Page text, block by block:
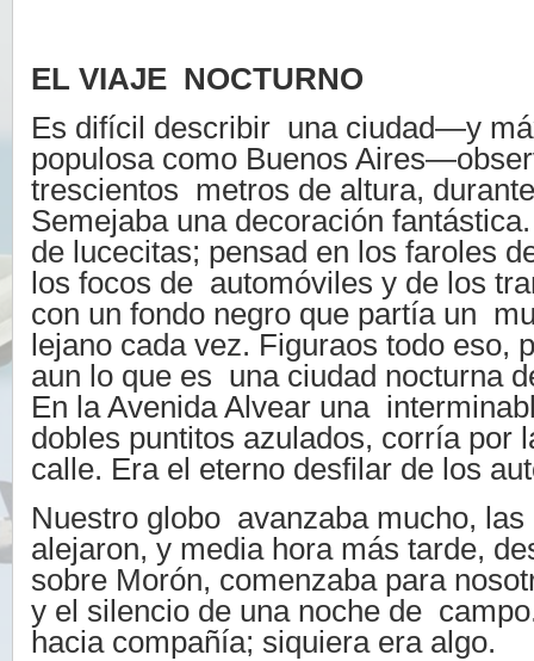
EL VIAJE NOCTURNO
Es difícil describir una ciudad—y
populosa como Buenos
trescientos metros de altura,
Semejaba una decoración
de lucecitas; pensad en los faroles
los focos de automóviles y de los
con un fondo negro que partía un
lejano cada vez. Figuraos todo eso,
aun lo que es una ciudad nocturna
En la Avenida Alvear una
dobles puntitos azulados, corría por
calle. Era el eterno desfilar de los
Nuestro globo avanzaba mucho, las
alejaron, y media hora más tarde,
sobre Morón, comenzaba para
y el silencio de una noche de
hacia compañía; siquiera era algo.